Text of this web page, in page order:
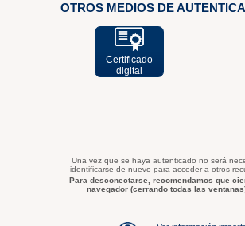
OTROS MEDIOS DE
Certificado
digital
Una vez que se haya autenticado no será
identificarse de nuevo para acceder a otros
Para desconectarse, recomendamos que
navegador (cerrando todas las